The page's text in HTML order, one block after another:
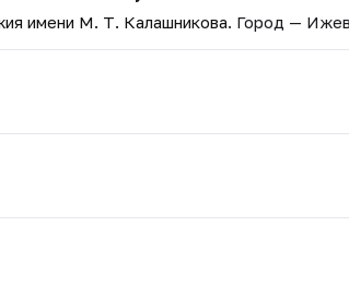
имени М. Т. Калашникова. Город —